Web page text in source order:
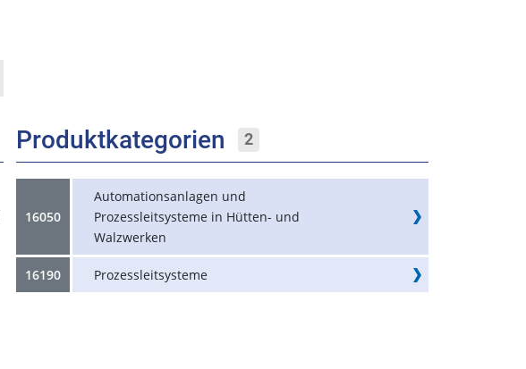
Produktkategorien 2
16050
Automationsanlagen und
Prozessleitsysteme in Hütten- und
Walzwerken
16190 Prozessleitsysteme